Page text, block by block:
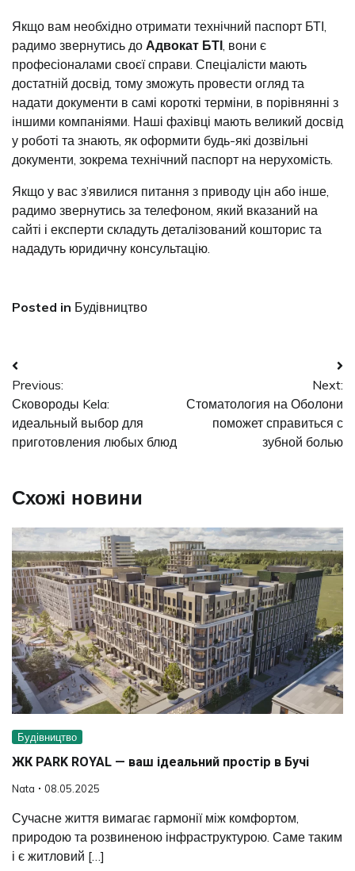
Якщо вам необхідно отримати технічний паспорт БТІ,
радимо звернутись до Адвокат БТІ, вони є
професіоналами своєї справи. Спеціалісти мають
достатній досвід, тому зможуть провести огляд та
надати документи в самі короткі терміни, в порівнянні з
іншими компаніями. Наші фахівці мають великий досвід
у роботі та знають, як оформити будь-які дозвільні
документи, зокрема технічний паспорт на нерухомість.
Якщо у вас з’явилися питання з приводу цін або інше,
радимо звернутись за телефоном, який вказаний на
сайті і експерти складуть деталізований кошторис та
нададуть юридичну консультацію.
Posted in Будівництво
Навігація
записів
Previous:
Сковороды Kela:
идеальный выбор для
приготовления любых блюд
Next:
Стоматология на Оболони
поможет справиться с
зубной болью
Схожі новини
Будівництво
ЖК PARK ROYAL — ваш ідеальний простір в Бучі
Nata 08.05.2025
Сучасне життя вимагає гармонії між комфортом,
природою та розвиненою інфраструктурою. Саме таким
і є житловий […]